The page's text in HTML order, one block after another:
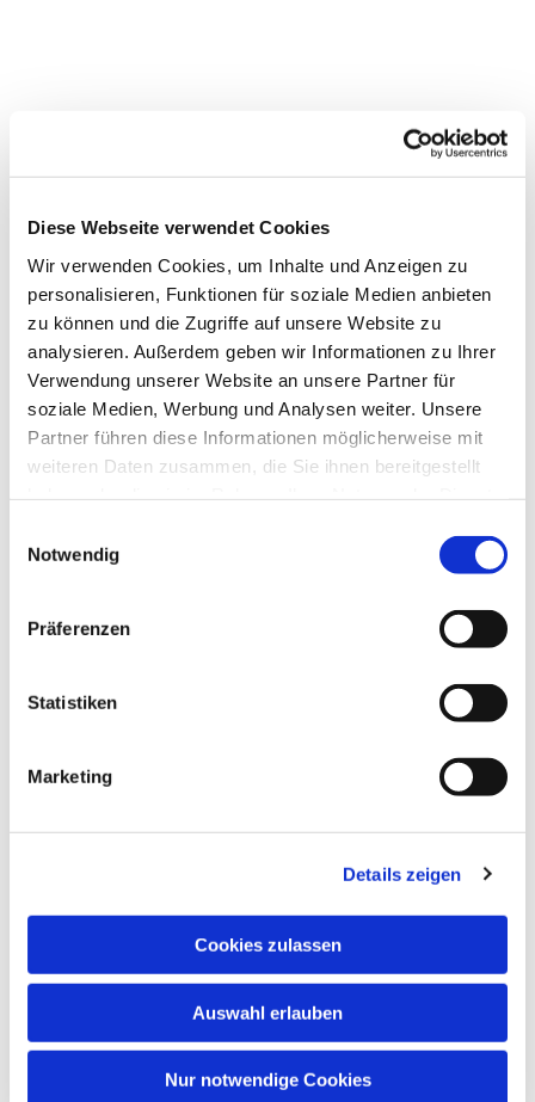
Diese Webseite verwendet Cookies
Wir verwenden Cookies, um Inhalte und Anzeigen zu
personalisieren, Funktionen für soziale Medien anbieten
zu können und die Zugriffe auf unsere Website zu
analysieren. Außerdem geben wir Informationen zu Ihrer
Verwendung unserer Website an unsere Partner für
soziale Medien, Werbung und Analysen weiter. Unsere
Partner führen diese Informationen möglicherweise mit
weiteren Daten zusammen, die Sie ihnen bereitgestellt
Notwendig
Präferenzen
Statistiken
Marketing
Details zeigen
Cookies zulassen
Auswahl erlauben
Nur notwendige Cookies
Dies könnte Sie auch